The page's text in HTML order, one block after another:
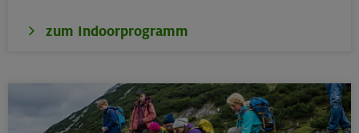
zum Indoorprogramm